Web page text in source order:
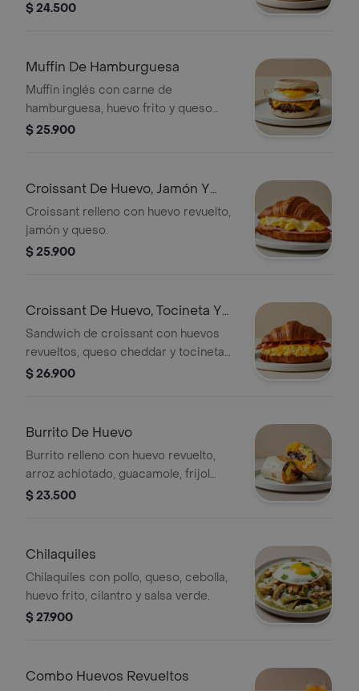
$ 24.500
Muffin De Hamburguesa
Muffin inglés con carne de
hamburguesa, huevo frito y queso
cheddar.
$ 25.900
Croissant De Huevo, Jamón Y
Queso
Croissant relleno con huevo revuelto,
jamón y queso.
$ 25.900
Croissant De Huevo, Tocineta Y
Queso
Sandwich de croissant con huevos
revueltos, queso cheddar y tocineta
crocante.
$ 26.900
Burrito De Huevo
Burrito relleno con huevo revuelto,
arroz achiotado, guacamole, frijol
negro, pico de gallo, queso y salsa
$ 23.500
Chilaquiles
Chilaquiles con pollo, queso, cebolla,
huevo frito, cilantro y salsa verde.
$ 27.900
Combo Huevos Revueltos